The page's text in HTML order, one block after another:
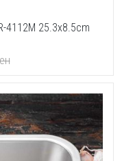
4112M 25.3x8.5cm